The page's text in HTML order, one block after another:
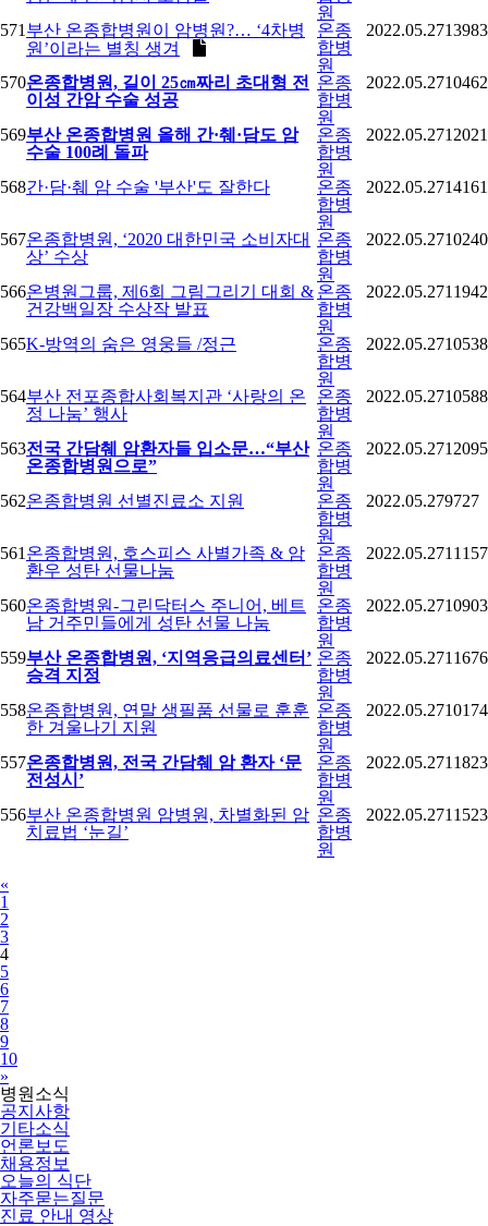
원
571 부산 온종합병원이 암병원?… ‘4차병
원’이라는 별칭 생겨
온종
합병
원
2022.05.2713983
570온종합병원, 길이 25㎝짜리 초대형 전
이성 간암 수술 성공
온종
합병
원
2022.05.2710462
569부산 온종합병원 올해 간·췌·담도 암
수술 100례 돌파
온종
합병
원
2022.05.2712021
568간·담·췌 암 수술 '부산'도 잘한다
온종
합병
원
2022.05.2714161
567온종합병원, ‘2020 대한민국 소비자대
상’ 수상
온종
합병
원
2022.05.2710240
566온병원그룹, 제6회 그림그리기 대회 &
건강백일장 수상작 발표
온종
합병
원
2022.05.2711942
565K-방역의 숨은 영웅들 /정근
온종
합병
원
2022.05.2710538
564부산 전포종합사회복지관 ‘사랑의 온
정 나눔’ 행사
온종
합병
원
2022.05.2710588
563전국 간담췌 암환자들 입소문…“부산
온종합병원으로”
온종
합병
원
2022.05.2712095
562온종합병원 선별진료소 지원
온종
합병
원
2022.05.279727
561 온종합병원, 호스피스 사별가족 & 암
환우 성탄 선물나눔
온종
합병
원
2022.05.2711157
560온종합병원-그린닥터스 주니어, 베트
남 거주민들에게 성탄 선물 나눔
온종
합병
원
2022.05.2710903
559부산 온종합병원, ‘지역응급의료센터’
승격 지정
온종
합병
원
2022.05.2711676
558온종합병원, 연말 생필품 선물로 훈훈
한 겨울나기 지원
온종
합병
원
2022.05.2710174
557온종합병원, 전국 간담췌 암 환자 ‘문
전성시’
온종
합병
원
2022.05.2711823
556부산 온종합병원 암병원, 차별화된 암
치료법 ‘눈길’
온종
합병
원
2022.05.2711523
«
1
2
3
4
5
6
7
8
9
10
»
병원소식
공지사항
기타소식
언론보도
채용정보
오늘의 식단
자주묻는질문
진료 안내 영상